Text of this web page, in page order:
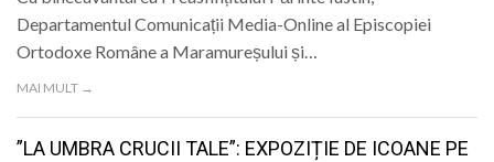
Departamentul Comunicații Media-Online al Episcopiei
Ortodoxe Române a Maramureșului și…
MAI MULT →
”LA UMBRA CRUCII TALE”: EXPOZIȚIE DE ICOANE PE